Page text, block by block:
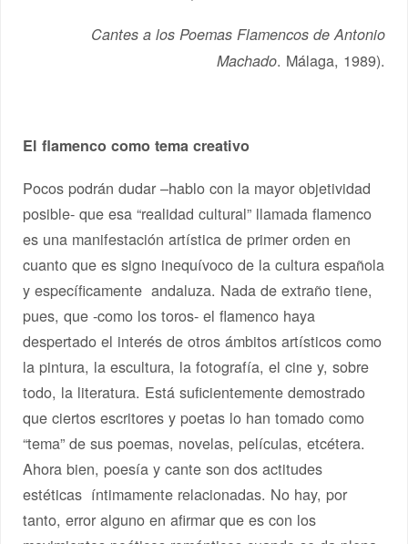
Cantes a los Poemas Flamencos de Antonio
Machado. Málaga, 1989).
El flamenco como tema creativo
Pocos podrán dudar –hablo con la mayor objetividad
posible- que esa “realidad cultural” llamada flamenco
es una manifestación artística de primer orden en
cuanto que es signo inequívoco de la cultura española
y específicamente andaluza. Nada de extraño tiene,
pues, que -como los toros- el flamenco haya
despertado el interés de otros ámbitos artísticos como
la pintura, la escultura, la fotografía, el cine y, sobre
todo, la literatura. Está suficientemente demostrado
que ciertos escritores y poetas lo han tomado como
“tema” de sus poemas, novelas, películas, etcétera.
Ahora bien, poesía y cante son dos actitudes
estéticas íntimamente relacionadas. No hay, por
tanto, error alguno en afirmar que es con los